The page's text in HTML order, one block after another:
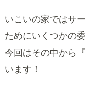
いこいの家ではサ
ためにいくつかの
今回はその中から
います！